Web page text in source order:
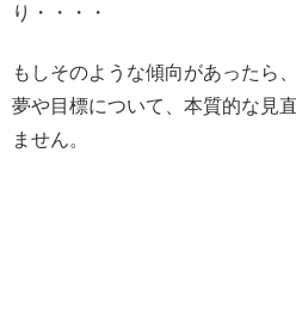
り・・・・
もしそのような傾向があったら
夢や目標について、本質的な見
ません。